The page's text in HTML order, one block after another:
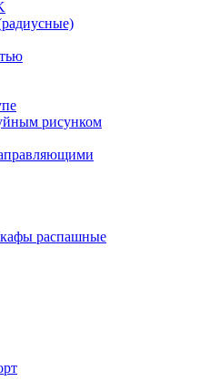
рисунком
распашные